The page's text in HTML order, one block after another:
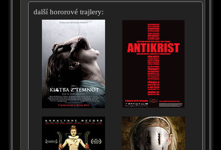
další hororové trajlery: